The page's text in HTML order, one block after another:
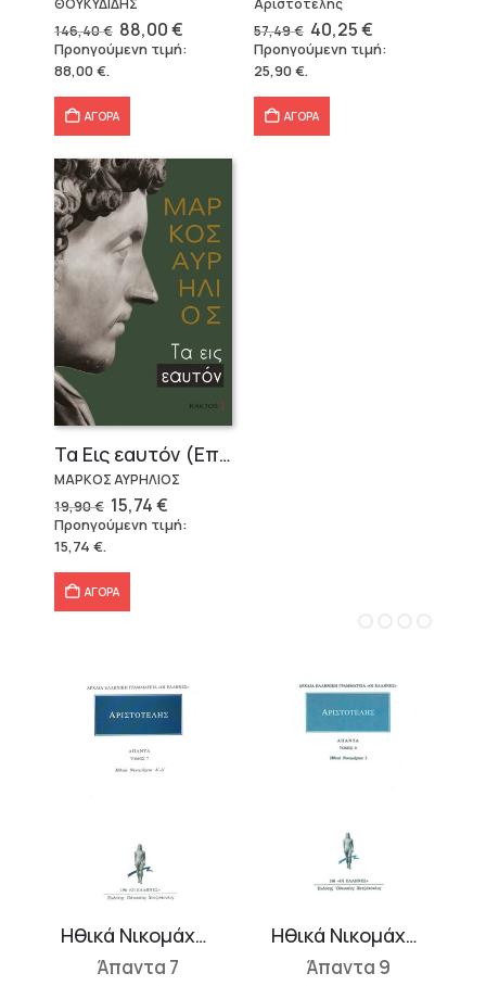
146,40€ Original
price
was:
88,00€Η
τρέχουσα
τιμή
Προηγούμενη τιμή:
88,00€.
ΑΓΟΡΑ
57,49€ Original
price
was:
40,25€Η
τρέχουσα
τιμή
Προηγούμενη τιμή:
25,90€.
ΑΓΟΡΑ
Τα Εις εαυτόν (Επίτομο) – Μάρκος Αυρήλιος
ΜΑΡΚΟΣ ΑΥΡΗΛΙΟΣ
19,90€ Original
price
was:
15,74€Η
τρέχουσα
τιμή
Προηγούμενη τιμή:
15,74 €.
ΑΓΟΡΑ
Ηθικά Νικομάχεια 1 (Α-Δ)
Άπαντα 7
Ηθικά Νικομάχεια 3 (Θ-Κ)
Άπαντα 9